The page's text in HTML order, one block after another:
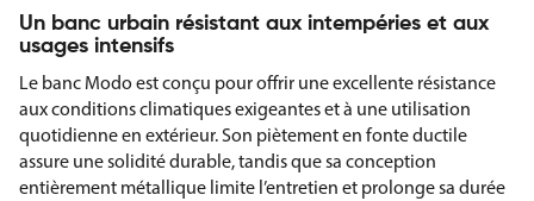
Un banc urbain résistant aux intempéries et aux
usages intensifs
Le banc Modo est conçu pour offrir une excellente résistance
aux conditions climatiques exigeantes et à une utilisation
quotidienne en extérieur. Son piètement en fonte ductile
assure une solidité durable, tandis que sa conception
entièrement métallique limite l’entretien et prolonge sa durée